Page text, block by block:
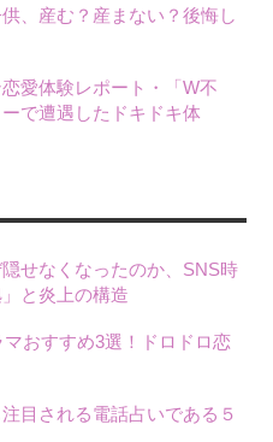
、産む？産まない？後悔し
愛体験レポート・「W不
で遭遇したドキドキ体
せなくなったのか、SNS時
と炎上の構造
おすすめ3選！ドロドロ恋
目される電話占いである５